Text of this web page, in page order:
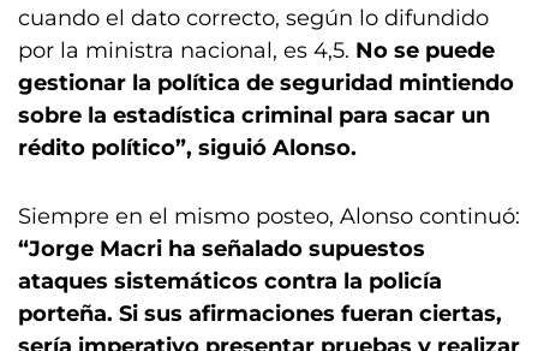
cuando el dato correcto, según lo difundido
por la ministra nacional, es 4,5. No se puede
gestionar la política de seguridad mintiendo
sobre la estadística criminal para sacar un
rédito político”, siguió Alonso.
Siempre en el mismo posteo, Alonso continuó:
“Jorge Macri ha señalado supuestos
ataques sistemáticos contra la policía
porteña. Si sus afirmaciones fueran ciertas,